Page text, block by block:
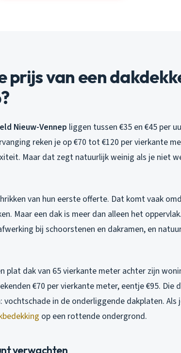
prijs van een
Nieuw-Vennep liggen tussen €35 en €45 per
reken je op €70 tot €120 per vierkante
Maar dat zegt natuurlijk weinig als je niet
van hun eerste offerte. Dat komt vaak
Maar een dak is meer dan alleen het
bij schoorstenen en dakramen, en
plat dak van 65 vierkante meter achter zijn
€70 per vierkante meter, eentje €95. Die
in de onderliggende dakplaten. Als
op een rottende ondergrond.
verwachten